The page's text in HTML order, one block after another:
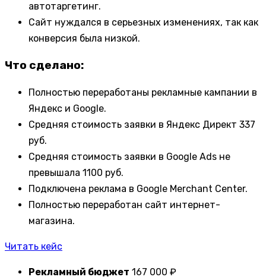
автотаргетинг.
Сайт нуждался в серьезных изменениях, так как
конверсия была низкой.
Что сделано:
Полностью переработаны рекламные кампании в
Яндекс и Google.
Средняя стоимость заявки в Яндекс Директ 337
руб.
Средняя стоимость заявки в Google Ads не
превышала 1100 руб.
Подключена реклама в Google Merchant Center.
Полностью переработан сайт интернет-
магазина.
Читать кейс
Рекламный бюджет 167 000 ₽